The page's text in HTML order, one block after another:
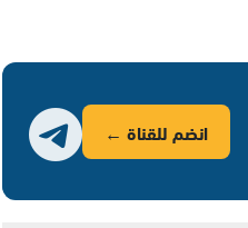
انضم للقناة ←